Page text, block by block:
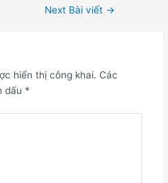
Next Bài viết →
hiển thị công khai. Các
dấu *